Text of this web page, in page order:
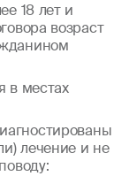
18 лет и
возраст
в местах
лечение и не